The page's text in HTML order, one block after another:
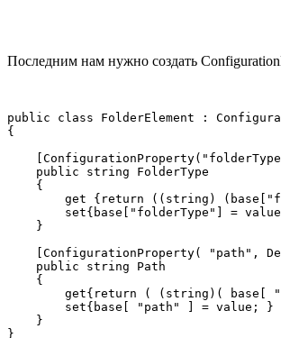
Последним нам нужно создать
public class FolderElement :
{
    public string FolderType
    {
get {return ((string)
set{base["folderType"] =
    }
[ConfigurationProperty( "path",
    public string Path
    {
get{return ( (string)( base[
        set{base[ "path" ] = value; }
    }